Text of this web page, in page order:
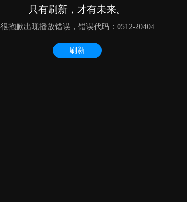
只有刷新，才有未来。
很抱歉出现播放错误，错误代码：0512-20404
刷新